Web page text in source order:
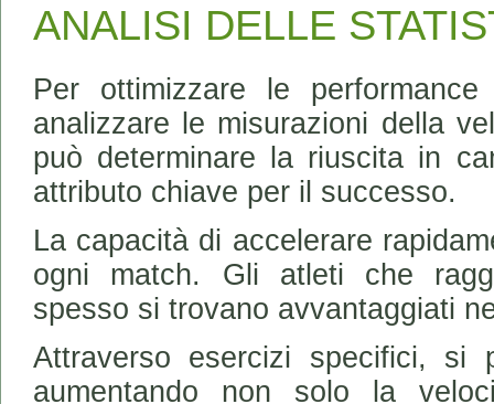
ANALISI DELLE
Per ottimizzare le
analizzare le misurazioni della
può determinare la riuscita in
attributo chiave per il successo.
La capacità di accelerare
ogni match. Gli atleti che
spesso si trovano avvantaggiati
Attraverso esercizi specifici, si
aumentando non solo la